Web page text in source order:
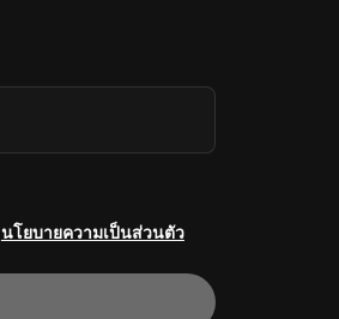
นโยบายความเป็นส่วนตัว